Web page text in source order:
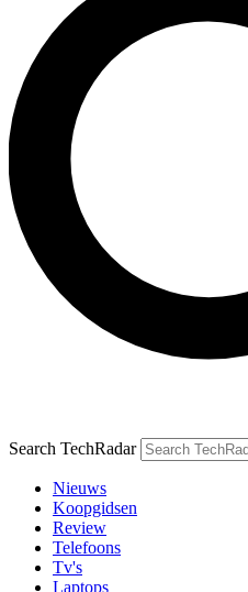
Search TechRadar
Nieuws
Koopgidsen
Review
Telefoons
Tv's
Laptops